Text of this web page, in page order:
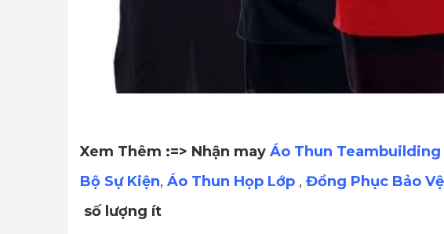
Xem Thêm :=> Nhận may Áo Thun Teambuilding
Bộ Sự Kiện, Áo Thun Họp Lớp , Đồng Phục Bảo Vệ
số lượng ít